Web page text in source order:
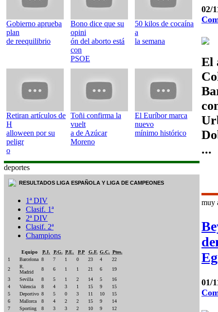
Gobierno aprueba
plan
de reequilibrio
Bono dice que su
opini
ón del aborto está
con
PSOE
50 kilos de cocaína
a
la semana
Retiran artículos de
H
alloween por su
peligr
o
Toñi confirma la
vuelt
a de Azúcar
Moreno
El Euríbor marca
nuevo
mínimo histórico
deportes
RESULTADOS LIGA ESPAÑOLA Y LIGA DE CAMPEONES
1ª DIV
Clasif. 1ª
2ª DIV
Clasif. 2ª
Champions
Equipo P.J. P.G. P.E. P.P G.F. G.C. Ptos.
1
Barcelona 8 7 1 0 23 4
22
2
R.
Madrid
8 6 1 1 21 6
19
3
Sevilla 8 5 1 2 14 5
16
4
Valencia 8 4 3 1 15 9
15
5
Deportivo 8 5 0 3 11 10
15
6
Mallorca 8 4 2 2 15 9
14
7
Sporting 8 3 3 2 10 9
12
02/
El
muy
01/